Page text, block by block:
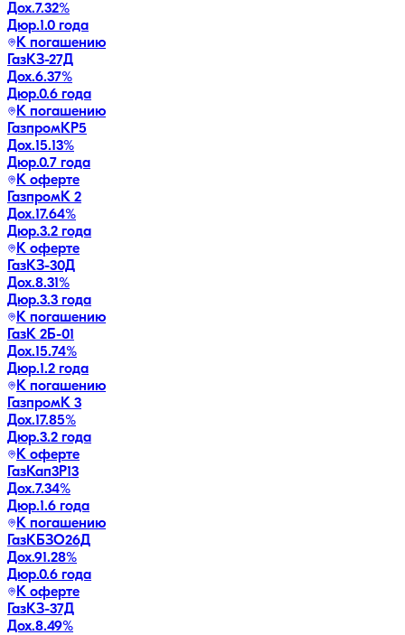
Дох.7.32%
Дюр.1.0 года
К погашению
ГазКЗ-27Д
Дох.6.37%
Дюр.0.6 года
К погашению
ГазпромКP5
Дох.15.13%
Дюр.0.7 года
К оферте
ГазпромК 2
Дох.17.64%
Дюр.3.2 года
К оферте
ГазКЗ-30Д
Дох.8.31%
Дюр.3.3 года
К погашению
ГазК 2Б-01
Дох.15.74%
Дюр.1.2 года
К погашению
ГазпромК 3
Дох.17.85%
Дюр.3.2 года
К оферте
ГазКап3P13
Дох.7.34%
Дюр.1.6 года
К погашению
ГазКБЗО26Д
Дох.91.28%
Дюр.0.6 года
К оферте
ГазКЗ-37Д
Дох.8.49%